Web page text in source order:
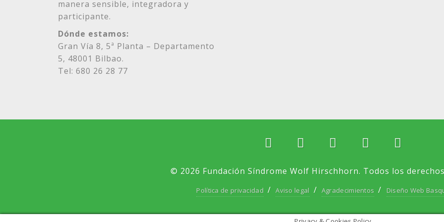
manera sensible, integradora y
participante.
Dónde estamos:
Gran Vía 8, 5ª Planta – Departamento
5, 48001 Bilbao.
Tel: 680 26 28 77
© 2026 Fundación Síndrome Wolf Hirschhorn. Todos los
Política de privacidad Aviso legal Agradecimientos Diseño Web